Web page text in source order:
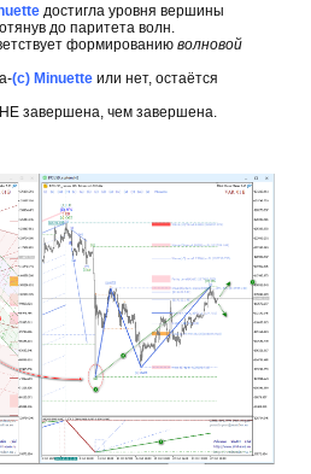
достигла уровня вершины
до паритета волн.
формированию волновой
(с) Minuette или нет, остаётся
завершена, чем завершена.